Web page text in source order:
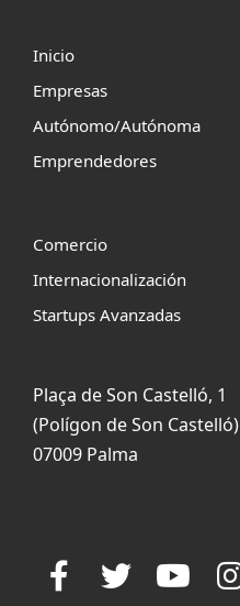
Inicio
Empresas
Autónomo/Autónoma
Emprendedores
Comercio
Internacionalización
Startups Avanzadas
Plaça de Son Castelló, 1
(Polígon de Son Castelló)
07009 Palma